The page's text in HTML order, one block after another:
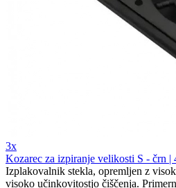
3x
Kozarec za izpiranje velikosti S - črn |
Izplakovalnik stekla, opremljen z
visoko učinkovitostjo čiščenja.